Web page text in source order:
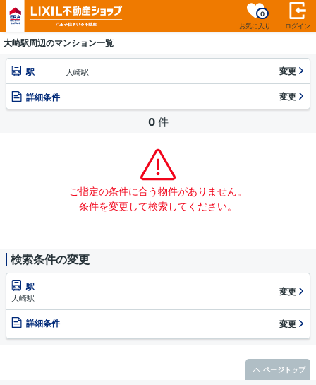
お気に入り
0
ログイン
大崎駅周辺のマンション一覧
駅 大崎駅 変更
詳細条件 変更
0 件
ご指定の条件に合う物件がありません。
条件を変更して検索してください。
検索条件の変更
駅
大崎駅
変更
詳細条件 変更
ページトップ